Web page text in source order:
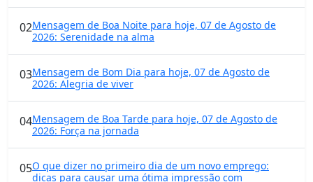
02Mensagem de Boa Noite para hoje, 07 de Agosto de
2026: Serenidade na alma
03Mensagem de Bom Dia para hoje, 07 de Agosto de
2026: Alegria de viver
04Mensagem de Boa Tarde para hoje, 07 de Agosto de
2026: Força na jornada
05O que dizer no primeiro dia de um novo emprego:
dicas para causar uma ótima impressão com